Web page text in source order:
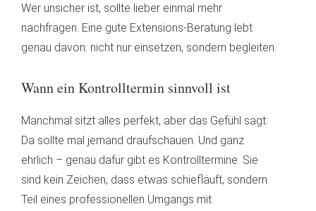
Wer unsicher ist, sollte lieber einmal mehr
nachfragen. Eine gute Extensions-Beratung lebt
genau davon: nicht nur einsetzen, sondern begleiten.
Wann ein Kontrolltermin sinnvoll ist
Manchmal sitzt alles perfekt, aber das Gefühl sagt:
Da sollte mal jemand draufschauen. Und ganz
ehrlich – genau dafür gibt es Kontrolltermine. Sie
sind kein Zeichen, dass etwas schiefläuft, sondern
Teil eines professionellen Umgangs mit